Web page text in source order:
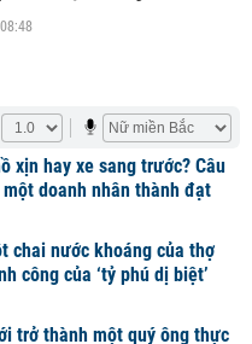
xịn hay xe sang trước? Câu
doanh nhân thành đạt
chai nước khoáng của thợ
công của ‘tỷ phú dị biệt’
trở thành một quý ông thực